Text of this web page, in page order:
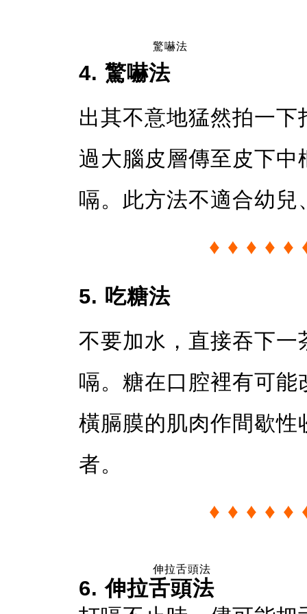
驚嚇法
4. 驚嚇法
出其不意地猛然拍一
過大腦皮層傳至皮下
嗝。此方法不適合幼
♦ ♦ ♦ ♦ ♦
5. 吃糖法
不要加水，直接吞下
嗝。糖在口腔裡有可
橫膈膜的肌肉作間歇
者。
♦ ♦ ♦ ♦ ♦
伸拉舌頭法
6. 伸拉舌頭法